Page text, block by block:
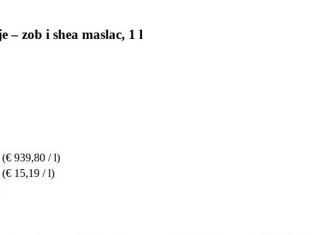
– zob i shea maslac, 1 l
(€ 939,80 / l)
(€ 15,19 / l)